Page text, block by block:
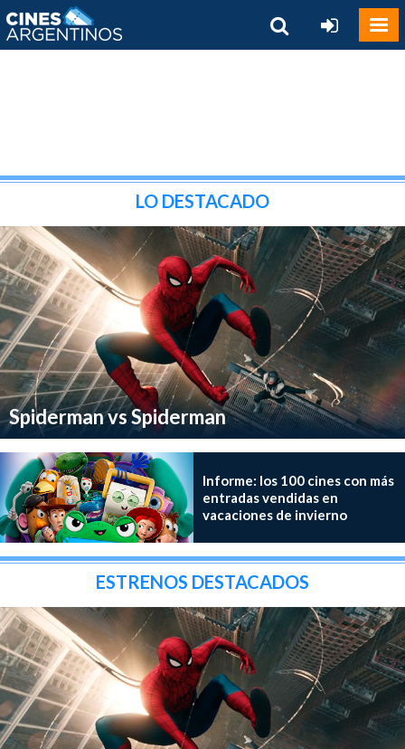
LO DESTACADO
Spiderman vs Spiderman
Informe: los 100 cines con más
entradas vendidas en
vacaciones de invierno
ESTRENOS DESTACADOS